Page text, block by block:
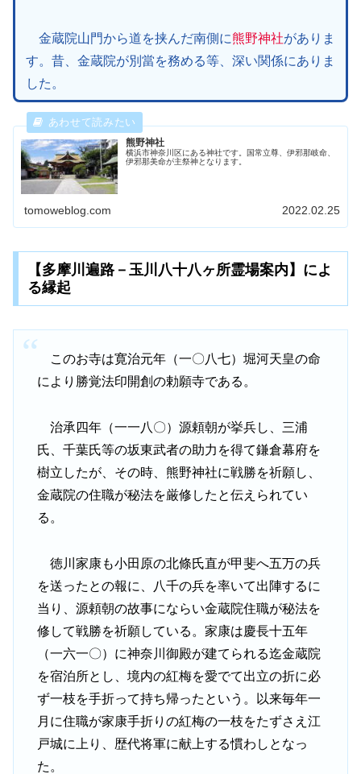
金蔵院山門から道を挟んだ南側に熊野神社がありま
す。昔、金蔵院が別當を務める等、深い関係にありま
した。
熊野神社
横浜市神奈川区にある神社です。国常立尊、伊邪那岐命、
伊邪那美命が主祭神となります。
tomoweblog.com 2022.02.25
【多摩川遍路－玉川八十八ヶ所霊場案内】によ
る縁起
このお寺は寛治元年（一〇八七）堀河天皇の命
により勝覚法印開創の勅願寺である。
治承四年（一一八〇）源頼朝が挙兵し、三浦
氏、千葉氏等の坂東武者の助力を得て鎌倉幕府を
樹立したが、その時、熊野神社に戦勝を祈願し、
金蔵院の住職が秘法を厳修したと伝えられてい
る。
徳川家康も小田原の北條氏直が甲斐へ五万の兵
を送ったとの報に、八千の兵を率いて出陣するに
当り、源頼朝の故事にならい金蔵院住職が秘法を
修して戦勝を祈願している。家康は慶長十五年
（一六一〇）に神奈川御殿が建てられる迄金蔵院
を宿泊所とし、境内の紅梅を愛でて出立の折に必
ず一枝を手折って持ち帰ったという。以来毎年一
月に住職が家康手折りの紅梅の一枝をたずさえ江
戸城に上り、歴代将軍に献上する慣わしとなっ
た。